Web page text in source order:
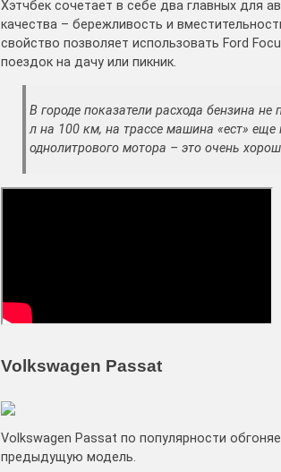
Хэтчбек сочетает в себе два главных для
качества – бережливость и
свойство позволяет использовать Ford
поездок на дачу или пикник.
В городе показатели расхода бензина
л на 100 км, на трассе машина «ест»
однолитрового мотора – это очень
Volkswagen Passat
Volkswagen Passat по популярности
предыдущую модель.